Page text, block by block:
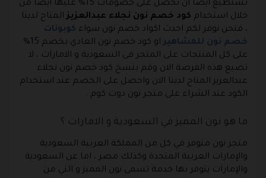
تستطيع ايضا ان تحصل على خضومات 15% عليها ايضا من
خلال استخدام كود خصم نون نجلاء عبدالعزيزالمتاح لدينا
، فنحن نوفر لكم احدث اكواد خصم نون سواء كوبونات
خصم نون للمشاهير
او كود خصم نون العادي بخصم 15%
على كل المنتجات على المتجر فى السعودية و الامارات ، لا
تضيع هذه الفرصة الان وقم بنسخ كود خصم نون نجلاء
عبدالعزيز المتاح لدينا الان واحصل على الخصم عند استخدام
الكود عند الشراء على متجر نون دوت كوم .
ما هو نون المميز في السعودية و الامارات ؟
متجر نون متوفر في كل من المملكة العربية السعودية
والإمارات العربية المتحدة وكذلك مصر ، اما عن السعودية
والإمارات يتوفر بها خدمة تسمى نون المميز و التي من